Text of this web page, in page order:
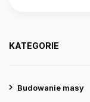
KATEGORIE
Budowanie masy